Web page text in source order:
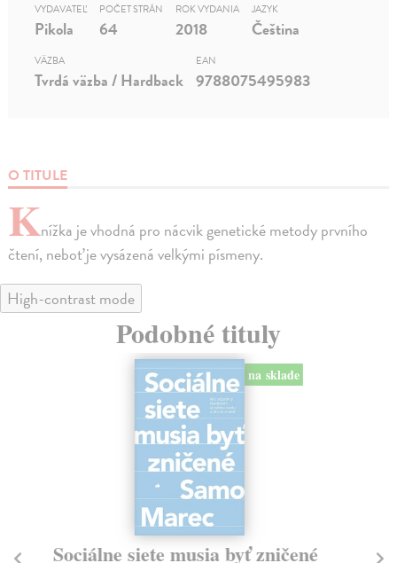
O TITULE
Knížka je vhodná pro nácvik genetické metody prvního
čtení, neboť je vysázená velkými písmeny.
VYDAVATEĽ
Pikola
POČET STRÁN
64
ROK VYDANIA
2018
JAZYK
Čeština
VÄZBA
Tvrdá väzba / Hardback
EAN
9788075495983
High-contrast mode
Podobné tituly
na sklade
Sociálne siete musia byť zničené